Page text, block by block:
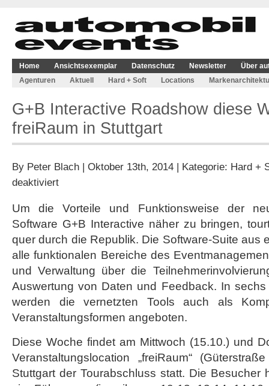
Home Ansichtsexemplar Datenschutz Newsletter
Über
Agenturen
Aktuell Hard + Soft Locations
G+B Interactive Roadshow diese
freiRaum in Stuttgart
By Peter Blach | Oktober 13th, 2014 | Kategorie: Hard +
deaktiviertfür
Roadshow
diese
im
freiRaum
Stuttgart
Um die Vorteile und Funktionsweise der
Software G+B Interactive näher zu bringen,
quer durch die Republik. Die Software-Suite aus
alle funktionalen Bereiche des
und Verwaltung über die
Auswertung von Daten und Feedback. In
werden die vernetzten Tools auch als
Veranstaltungsformen angeboten.
Diese Woche findet am Mittwoch (15.10.) und
Veranstaltungslocation „freiRaum“
Stuttgart der Tourabschluss statt. Die Besucher